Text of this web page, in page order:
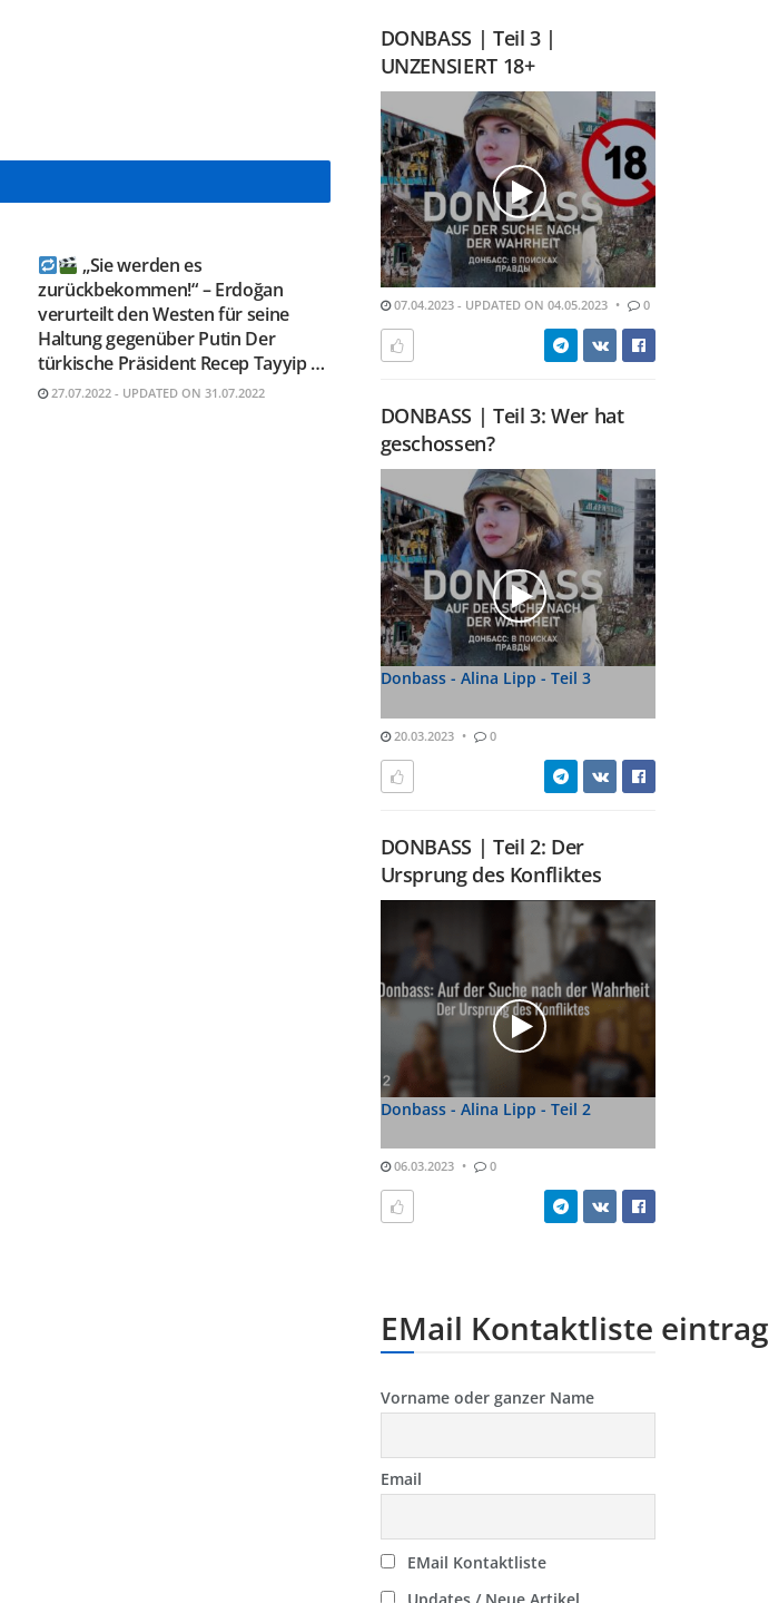
TELEGRAM KANAL
„Sie werden es
zurückbekommen!“ – Erdoğan
verurteilt den Westen für seine
Haltung gegenüber Putin Der
türkische Präsident Recep Tayyip …
27.07.2022 - UPDATED ON 31.07.2022
DONBASS | Teil 3 |
UNZENSIERT 18+
07.04.2023 - UPDATED ON 04.05.2023 0
DONBASS | Teil 3: Wer hat
geschossen?
Donbass - Alina Lipp - Teil 3
20.03.2023 0
DONBASS | Teil 2: Der
Ursprung des Konfliktes
Donbass - Alina Lipp - Teil 2
06.03.2023 0
EMail Kontaktliste
Vorname oder ganzer Name
Email
EMail Kontaktliste